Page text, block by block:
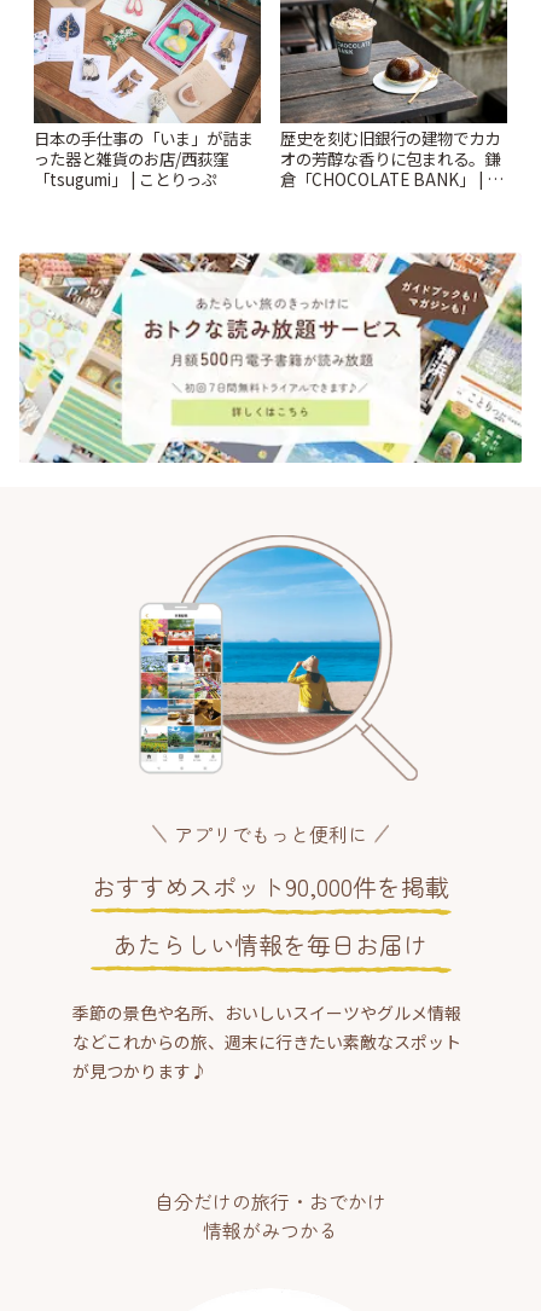
日本の手仕事の「いま」が詰ま
った器と雑貨のお店/西荻窪
「tsugumi」 | ことりっぷ
歴史を刻む旧銀行の建物でカカ
オの芳醇な香りに包まれる。鎌
倉「CHOCOLATE BANK」 | こ
アプリでもっと便利に
おすすめスポット90,000件を掲載
あたらしい情報を毎日お届け
季節の景色や名所、おいしいスイーツやグルメ情報
などこれからの旅、週末に行きたい素敵なスポット
が見つかります♪
自分だけの旅行・おでかけ
情報がみつかる